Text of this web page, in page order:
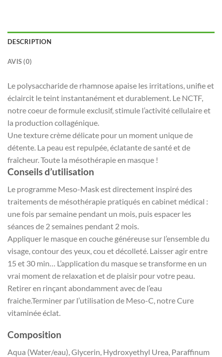
DESCRIPTION
AVIS (0)
Le polysaccharide de rhamnose apaise les irritations, unifie et
éclaircit le teint instantanément et durablement. Le NCTF,
notre coeur de formule exclusif, stimule l’activité cellulaire et
la production collagénique.
Une texture crème délicate pour un moment unique de
détente. La peau est repulpée, éclatante de santé et de
fraîcheur. Toute la mésothérapie en masque !
Conseils d’utilisation
Le programme Meso-Mask est directement inspiré des
traitements de mésothérapie pratiqués en cabinet médical :
une fois par semaine pendant un mois, puis espacer les
séances de 2 semaines pendant 2 mois.
Appliquer le masque en couche généreuse sur l’ensemble du
visage, contour des yeux, cou et décolleté. Laisser agir entre
15 et 30 min… L’application du masque se transforme en un
vrai moment de relaxation et de plaisir pour votre peau.
Retirer en rinçant abondamment avec de l’eau
fraiche.Terminer par l’utilisation de Meso-C, notre Cure
vitaminée éclat.
Composition
Aqua (Water/eau), Glycerin, Hydroxyethyl Urea, Paraffinum